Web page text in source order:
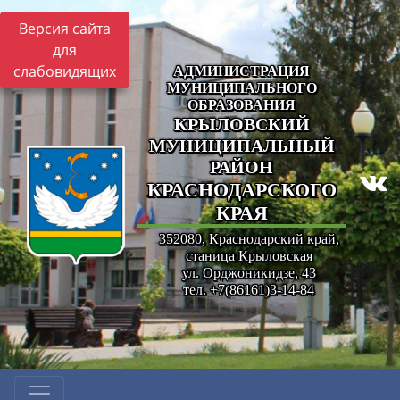
Версия сайта
для
слабовидящих
АДМИНИСТРАЦИЯ
МУНИЦИПАЛЬНОГО
ОБРАЗОВАНИЯ
КРЫЛОВСКИЙ
МУНИЦИПАЛЬНЫЙ
РАЙОН
КРАСНОДАРСКОГО
КРАЯ
352080, Краснодарский край,
станица Крыловская
ул. Орджоникидзе, 43
тел. +7(86161)3-14-84